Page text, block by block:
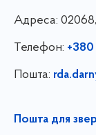
Адреса:
Телефон:
Пошта:
Пошта для